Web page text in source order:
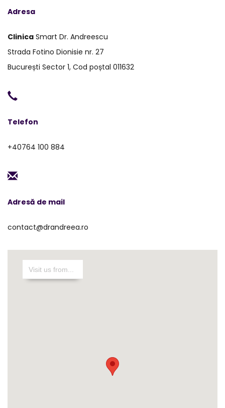
Adresa
Clinica Smart Dr. Andreescu
Strada Fotino Dionisie nr. 27
București Sector 1, Cod poștal 011632
Telefon
+40764 100 884
Adresă de mail
contact@drandreea.ro